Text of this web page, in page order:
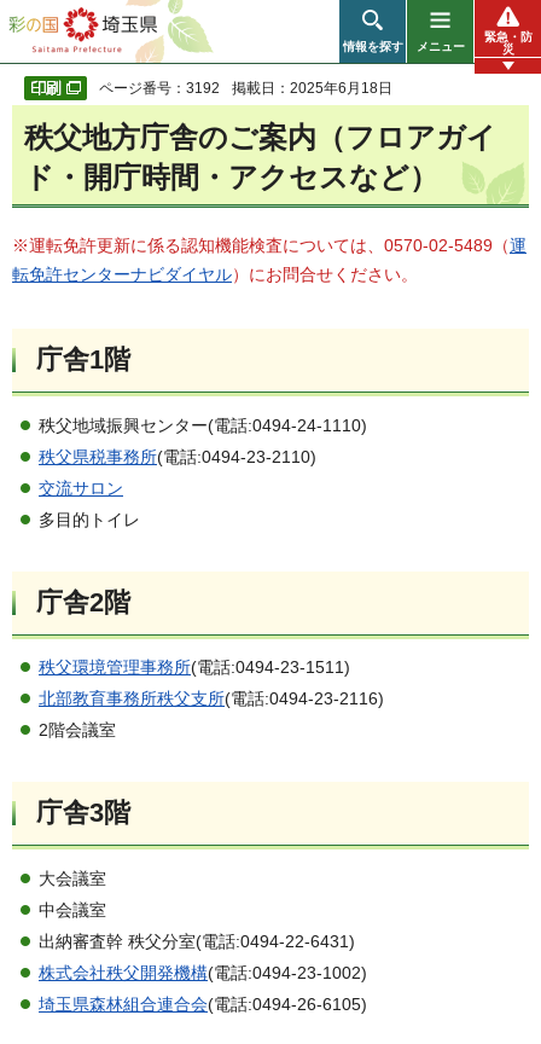
彩の国 埼玉県
情報を探す メニュー
緊急・防
災
ページ番号：3192 掲載日：2025年6月18日
秩父地方庁舎のご案内（フロアガイ
ド・開庁時間・アクセスなど）
※運転免許更新に係る認知機能検査については、0570-02-5489（運
転免許センターナビダイヤル）にお問合せください。
庁舎1階
秩父地域振興センター(電話:0494-24-1110)
秩父県税事務所(電話:0494-23-2110)
交流サロン
多目的トイレ
庁舎2階
秩父環境管理事務所(電話:0494-23-1511)
北部教育事務所秩父支所(電話:0494-23-2116)
2階会議室
庁舎3階
大会議室
中会議室
出納審査幹 秩父分室(電話:0494-22-6431)
株式会社秩父開発機構(電話:0494-23-1002)
埼玉県森林組合連合会(電話:0494-26-6105)